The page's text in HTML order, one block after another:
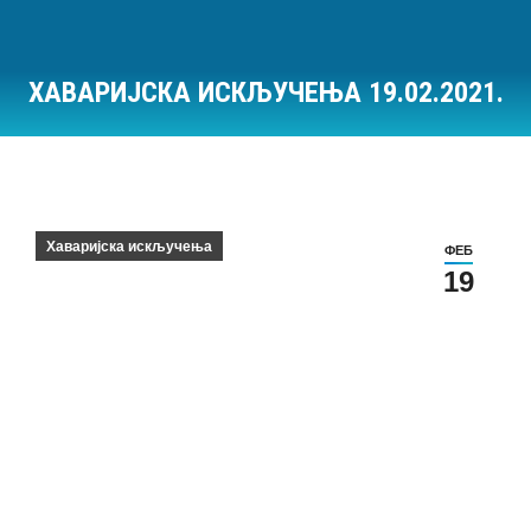
ХАВАРИЈСКА ИСКЉУЧЕЊА 19.02.2021.
ФЕБ
19
Хаваријска искључења